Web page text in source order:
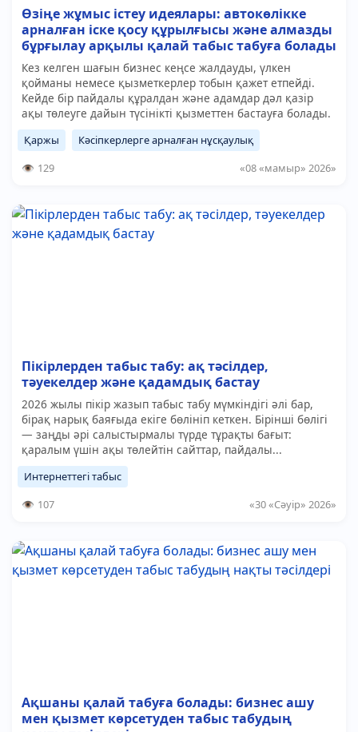
Өзіңе жұмыс істеу идеялары: автокөлікке
арналған іске қосу құрылғысы және алмазды
бұрғылау арқылы қалай табыс табуға болады
Кез келген шағын бизнес кеңсе жалдауды, үлкен
қойманы немесе қызметкерлер тобын қажет етпейді.
Кейде бір пайдалы құралдан және адамдар дәл қазір
ақы төлеуге дайын түсінікті қызметтен бастауға болады.
Қаржы
Кәсіпкерлерге арналған нұсқаулық
129
«08 «мамыр» 2026»
Пікірлерден табыс табу: ақ тәсілдер,
тәуекелдер және қадамдық бастау
2026 жылы пікір жазып табыс табу мүмкіндігі әлі бар,
бірақ нарық баяғыда екіге бөлініп кеткен. Бірінші бөлігі
— заңды әрі салыстырмалы түрде тұрақты бағыт:
қаралым үшін ақы төлейтін сайттар, пайдалы...
Интернеттегі табыс
107
«30 «Сәуір» 2026»
Ақшаны қалай табуға болады: бизнес ашу
мен қызмет көрсетуден табыс табудың